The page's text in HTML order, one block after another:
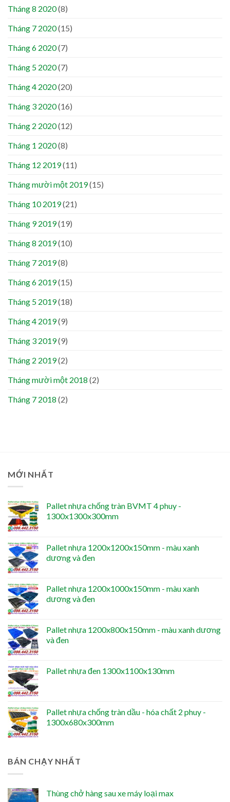
Tháng 8 2020(8)
Tháng 7 2020(15)
Tháng 6 2020(7)
Tháng 5 2020(7)
Tháng 4 2020(20)
Tháng 3 2020(16)
Tháng 2 2020(12)
Tháng 1 2020(8)
Tháng 12 2019(11)
Tháng mười một 2019(15)
Tháng 10 2019(21)
Tháng 9 2019(19)
Tháng 8 2019(10)
Tháng 7 2019(8)
Tháng 6 2019(15)
Tháng 5 2019(18)
Tháng 4 2019(9)
Tháng 3 2019(9)
Tháng 2 2019(2)
Tháng mười một 2018 (2)
Tháng 7 2018 (2)
MỚI NHẤT
Pallet nhựa chống tràn BVMT 4 phuy -
1300x1300x300mm
Pallet nhựa 1200x1200x150mm - màu xanh
dương và đen
Pallet nhựa 1200x1000x150mm - màu xanh
dương và đen
Pallet nhựa 1200x800x150mm - màu xanh dương
và đen
Pallet nhựa đen 1300x1100x130mm
Pallet nhựa chống tràn dầu - hóa chất 2 phuy -
1300x680x300mm
BÁN CHẠY NHẤT
Thùng chở hàng sau xe máy loại max